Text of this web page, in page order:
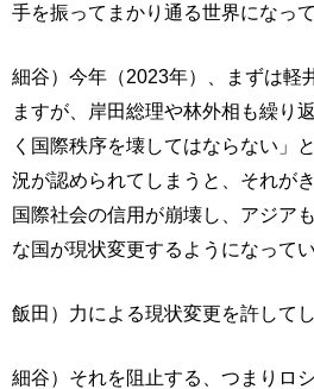
手を振ってまかり通る世界になっ
細谷）今年（2023年）、まずは軽
ますが、岸田総理や林外相も繰り
く国際秩序を壊してはならない」
況が認められてしまうと、それが
国際社会の信用が崩壊し、アジア
な国が現状変更するようになってい
飯田）力による現状変更を許してし
細谷）それを阻止する、つまりロ